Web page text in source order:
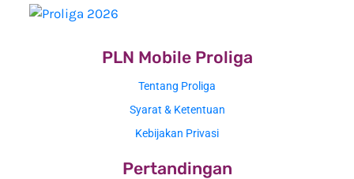
PLN Mobile Proliga
Tentang Proliga
Syarat & Ketentuan
Kebijakan Privasi
Pertandingan